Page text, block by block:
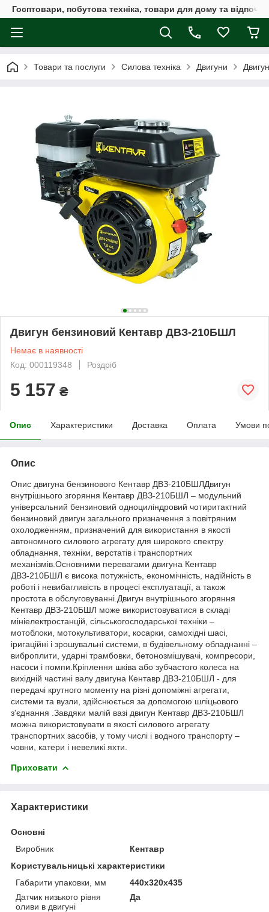
Госптовари, побутова техніка, товари для дому та
Товари та послуги Силова техніка Двигуни
Двигун бензиновий Кентавр ДВЗ-210БШЛ
Немає в наявності
Код: 000119348
Роздріб
5 157 ₴
Опис Характеристики Доставка Оплата Умови
Опис
Опис двигуна бензинового Кентавр ДВЗ-210БШЛДвигун
внутрішнього згоряння Кентавр ДВЗ-210БШЛ – модульний
універсальний бензиновий одноциліндровий чотиритактний
бензиновий двигун загального призначення з повітряним
охолодженням, призначений для використання в якості
автономного силового агрегату для широкого спектру
обладнання, техніки, верстатів і транспортних
механізмів.Основними перевагами двигуна Кентавр
ДВЗ-210БШЛ є висока потужність, економічність, надійність в
роботі і невибагливість в процесі експлуатації, а також
простота в обслуговуванні.Двигун внутрішнього згоряння
Кентавр ДВЗ-210БШЛ може використовуватися в складі
мініелектростанцій, сільськогосподарської техніки –
мотоблоки, мотокультиватори, косарки, самохідні шасі,
іригаційні і зрошувальні системи, в будівельному обладнанні –
виброплити, ударні трамбовки, бетонозмішувачі, компресори,
насоси і помпи.Кріплення шківа або зубчастого колеса на
вихідній частині валу двигуна Кентавр ДВЗ-210БШЛ - для
передачі крутного моменту на різні допоміжні агрегати,
системи та вузли, здійснюється за допомогою шліцьового
з'єднання .Завдяки малій вазі двигун Кентавр ДВЗ-210БШЛ
можна використовувати в якості силового агрегату
транспортних засобів, у тому числі і водного транспорту –
човни, катери і невеликі яхти.
Приховати
Характеристики
Основні
Виробник
Кентавр
Користувальницькі характеристики
Габарити упаковки, мм
440х320х435
Датчик низького рівня
оливи в двигуні
Да